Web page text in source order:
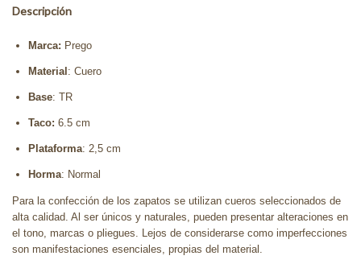
Descripción
Marca: Prego
Material : Cuero
Base: TR
Taco: 6.5 cm
Plataforma: 2,5 cm
Horma: Normal
Para la confección de los zapatos se utilizan cueros seleccionados de
alta calidad. Al ser únicos y naturales, pueden presentar alteraciones en
el tono, marcas o pliegues. Lejos de considerarse como imperfecciones
son manifestaciones esenciales, propias del material.